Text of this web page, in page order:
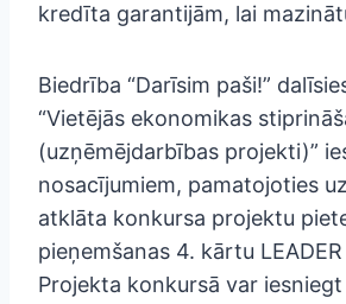
kredīta garantijām, lai
Biedrība “Darīsim paši!”
“Vietējās ekonomikas
(uzņēmējdarbības projekti)”
nosacījumiem, pamatojoties
atklāta konkursa projektu
pieņemšanas 4. kārtu
Projekta konkursā var